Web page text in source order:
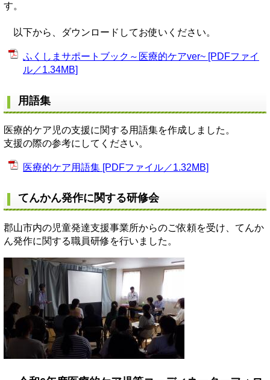
す。
以下から、ダウンロードしてお使いください。
ふくしまサポートブック～医療的ケアver~ [PDFファイ
ル／1.34MB]
用語集
医療的ケア児の支援に関する用語集を作成しました。
支援の際の参考にしてください。
医療的ケア用語集 [PDFファイル／1.32MB]
てんかん発作に関する研修会
郡山市内の児童発達支援事業所からのご依頼を受け、てんか
ん発作に関する職員研修を行いました。